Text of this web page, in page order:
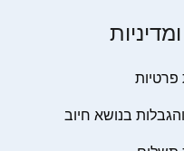
פרטיות
בנושא חיוב